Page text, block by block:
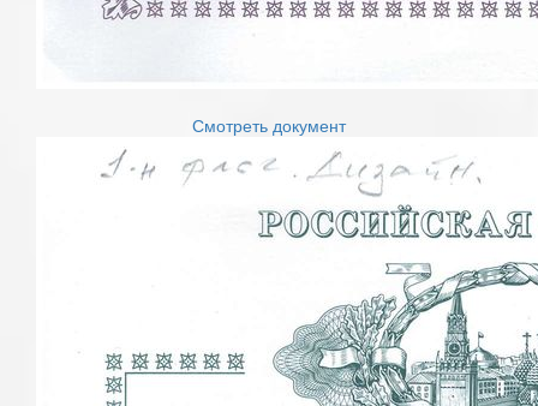
Смотреть документ